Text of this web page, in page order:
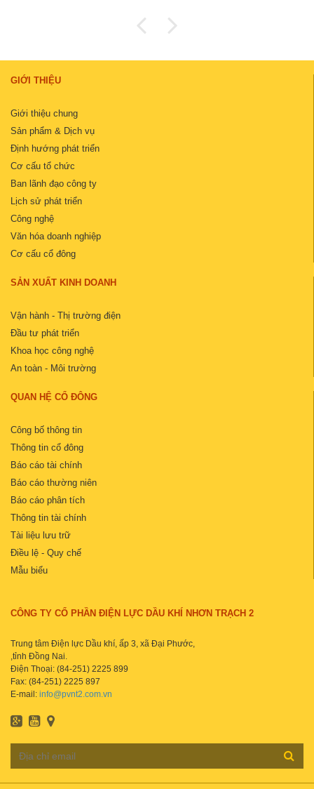
GIỚI THIỆU
Giới thiệu chung
Sản phẩm & Dịch vụ
Định hướng phát triển
Cơ cấu tổ chức
Ban lãnh đạo công ty
Lịch sử phát triển
Công nghệ
Văn hóa doanh nghiệp
Cơ cấu cổ đông
SẢN XUẤT KINH DOANH
Vận hành - Thị trường điện
Đầu tư phát triển
Khoa học công nghệ
An toàn - Môi trường
QUAN HỆ CỔ ĐÔNG
Công bố thông tin
Thông tin cổ đông
Báo cáo tài chính
Báo cáo thường niên
Báo cáo phân tích
Thông tin tài chính
Tài liệu lưu trữ
Điều lệ - Quy chế
Mẫu biểu
CÔNG TY CỔ PHẦN ĐIỆN LỰC DẦU KHÍ NHƠN TRẠCH 2
Trung tâm Điện lực Dầu khí, ấp 3, xã Đại Phước,
,tỉnh Đồng Nai.
Điện Thoại: (84-251) 2225 899
Fax: (84-251) 2225 897
E-mail: info@pvnt2.com.vn